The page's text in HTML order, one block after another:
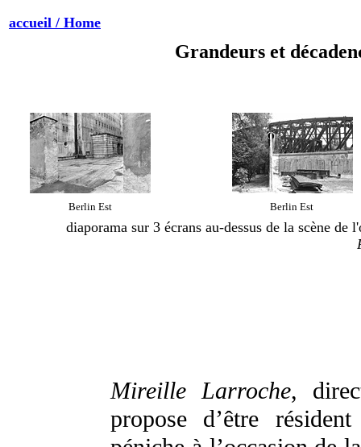
accueil / Home
Grandeurs et
Berlin Est Berlin Est
diaporama sur 3 écrans au-dessus de la scène de
Mireille Larroche,
propose d’être